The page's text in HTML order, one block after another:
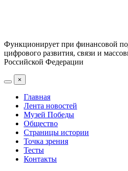
Функционирует при финансовой
цифрового развития, связи и
Российской Федерации
×
Главная
Лента новостей
Музей Победы
Общество
Страницы истории
Точка зрения
Тесты
Контакты